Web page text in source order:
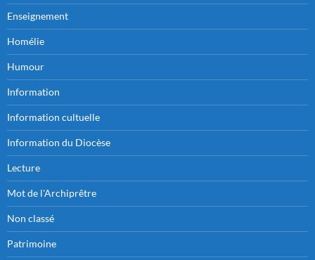
Enseignement
Homélie
Humour
Information
Information cultuelle
Information du Diocèse
Lecture
Mot de l'Archiprêtre
Non classé
Patrimoine